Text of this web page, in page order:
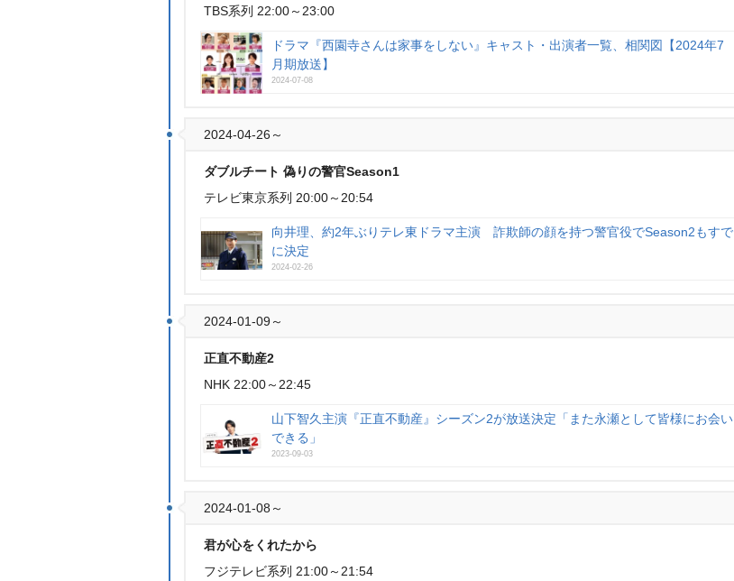
TBS系列 22:00～23:00
ドラマ『西園寺さんは家事をしない』キャスト・出演者一覧、相関図【2024年7
月期放送】
2024-07-08
2024-04-26～
ダブルチート 偽りの警官Season1
テレビ東京系列 20:00～20:54
向井理、約2年ぶりテレ東ドラマ主演 詐欺師の顔を持つ警官役でSeason2もすで
に決定
2024-02-26
2024-01-09～
正直不動産2
NHK 22:00～22:45
山下智久主演『正直不動産』シーズン2が放送決定「また永瀬として皆様にお会い
できる」
2023-09-03
2024-01-08～
君が心をくれたから
フジテレビ系列 21:00～21:54